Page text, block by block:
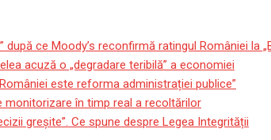
ce Moody’s reconfirmă ratingul României la
acuză o „degradare teribilă” a economiei
este reforma administrației publice”
monitorizare în timp real a recoltărilor
greșite”. Ce spune despre Legea Integrității